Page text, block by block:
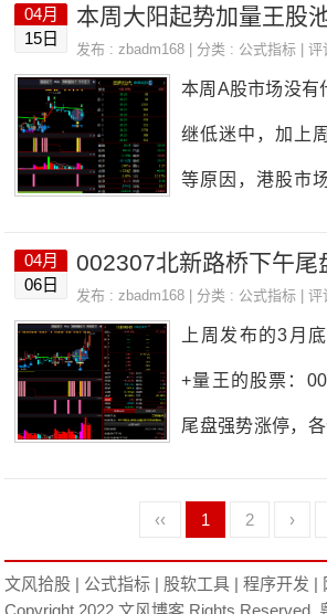
前面4连阳后如果
好好管好自己。
喝，先嗨起
弹行情是否持续
节前原因，量能
是会在底部反复
近五日净流入额
看，还是受前面
了胜利，如果节
情暂不可知，具体
大盘指数一路杀
入，截止今天收
65亿，港股企稳
105附近，由于没
落。下周临近五
否有企稳反弹迹
势加量王股池如
00676，得利斯
04月
15日
本周大阳起势加量王股
发布 :zbadm168 | 分类 : 公式指标 |
本周A股市场没有
继低迷中，加上
等原因，港股市
点点行情，其它
11：神农科技
600692，黄山旅
04月
06日
发布 :zbadm168 | 分类 : 公式指标 |
上周发布的3月
+量王的股票：
尾盘强势涨停，
桥002307，3月
线调了一下，30
穿头破脚阳线拉
‹‹ 1 2 ›
文风拾股 | 公式指标 | 股软工具 |程序开发 |
Copyright 2022 文风博客 Rights Reserved.